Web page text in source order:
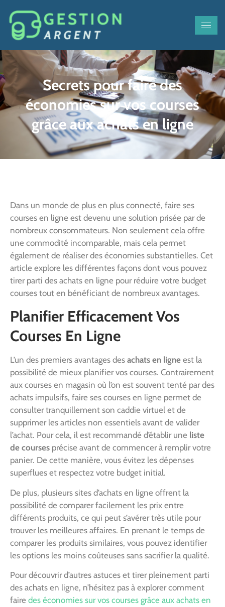
Secrets pour faire des
économies sur vos courses
grâce aux achats en ligne
Dans un monde de plus en plus connecté, faire ses
courses en ligne est devenu une solution prisée par de
nombreux consommateurs. Non seulement cela offre
une commodité incomparable, mais cela permet
également de réaliser des économies substantielles. Cet
article explore les différentes façons dont vous pouvez
tirer parti des achats en ligne pour réduire votre budget
courses tout en bénéficiant de nombreux avantages.
Planifier Efficacement Vos
Courses En Ligne
L’un des premiers avantages des achats en ligne est la
possibilité de mieux planifier vos courses. Contrairement
aux courses en magasin où l’on est souvent tenté par des
achats impulsifs, faire ses courses en ligne permet de
consulter tranquillement son caddie virtuel et de
supprimer les articles non essentiels avant de valider
l’achat. Pour cela, il est recommandé d’établir une liste
de courses précise avant de commencer à remplir votre
panier. De cette manière, vous évitez les dépenses
superflues et respectez votre budget initial.
De plus, plusieurs sites d’achats en ligne offrent la
possibilité de comparer facilement les prix entre
différents produits, ce qui peut s’avérer très utile pour
trouver les meilleures affaires. En prenant le temps de
comparer les produits similaires, vous pouvez identifier
les options les moins coûteuses sans sacrifier la qualité.
Pour découvrir d’autres astuces et tirer pleinement parti
des achats en ligne, n’hésitez pas à explorer comment
faire des économies sur vos courses grâce aux achats en